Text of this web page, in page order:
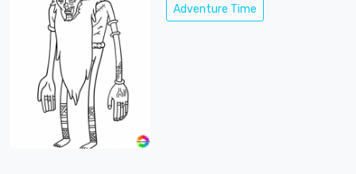
Adventure Time